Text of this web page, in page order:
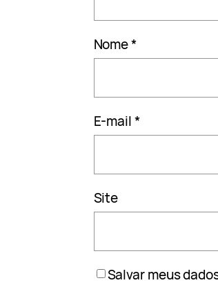
Nome*
E-mail*
Site
Salvar meus